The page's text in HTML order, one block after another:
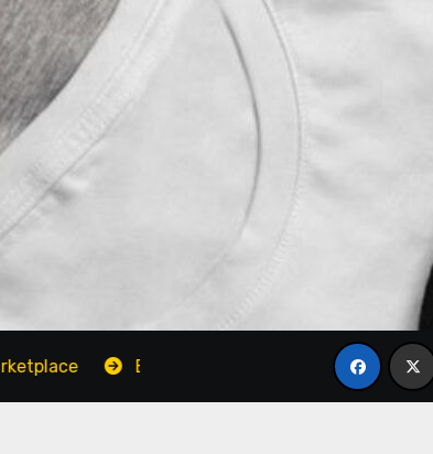
Brand Baju Modis Terbaru 2026: Desain